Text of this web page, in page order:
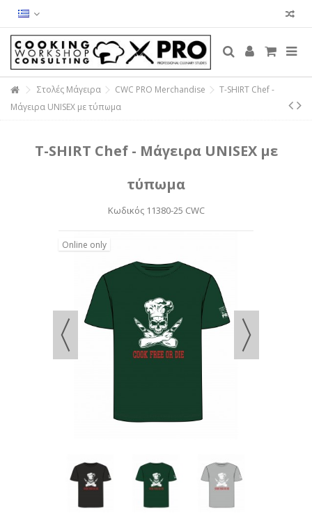
Στολές Μάγειρα CWC PRO Merchandise
T-SHIRT Chef -
Μάγειρα UNISEX με τύπωμα
T-SHIRT Chef - Μάγειρα UNISEX με
τύπωμα
Κωδικός 11380-25 CWC
Online only